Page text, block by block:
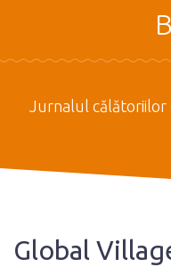
Jurnalul călătoriilor
Global